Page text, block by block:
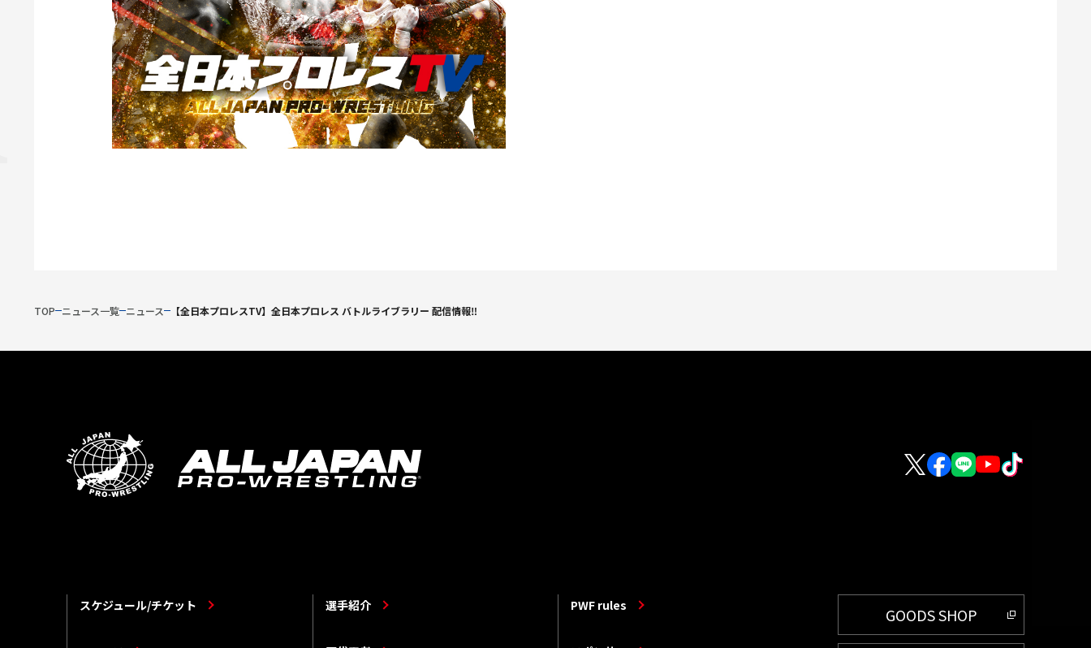
TOP ニュース一覧 ニュース 【全日本プロレスTV】全日本プロレス バトルライブラリー 配信情報‼
スケジュール/チケット 選手紹介 PWF rules GOODS SHOP